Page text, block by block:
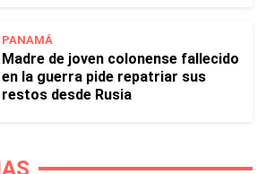
PANAMÁ
Madre de joven colonense fallecido
en la guerra pide repatriar sus
restos desde Rusia